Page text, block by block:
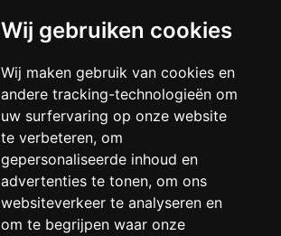
Wij gebruiken cookies
Wij maken gebruik van cookies en
andere tracking-technologieën om
uw surfervaring op onze website
te verbeteren, om
gepersonaliseerde inhoud en
advertenties te tonen, om ons
websiteverkeer te analyseren en
om te begrijpen waar onze